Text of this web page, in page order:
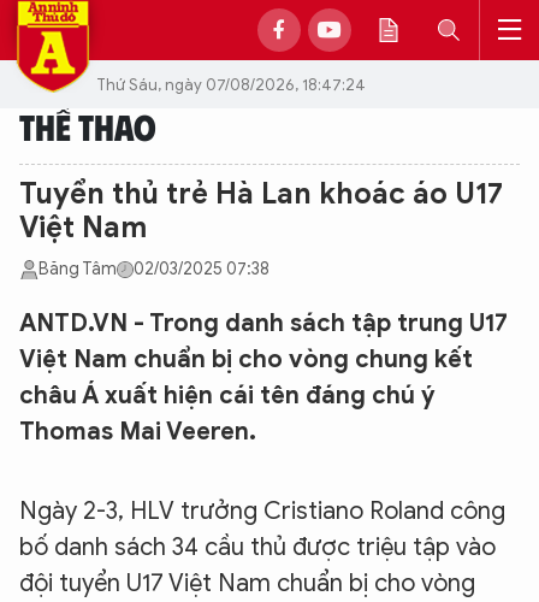
Thứ Sáu, ngày 07/08/2026, 18:47:24
THỂ THAO
Tuyển thủ trẻ Hà Lan khoác áo U17
Việt Nam
Băng Tâm 02/03/2025 07:38
ANTD.VN - Trong danh sách tập trung U17
Việt Nam chuẩn bị cho vòng chung kết
châu Á xuất hiện cái tên đáng chú ý
Thomas Mai Veeren.
Ngày 2-3, HLV trưởng Cristiano Roland công
bố danh sách 34 cầu thủ được triệu tập vào
đội tuyển U17 Việt Nam chuẩn bị cho vòng